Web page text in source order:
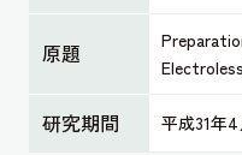
原題
研究期間 平成31年